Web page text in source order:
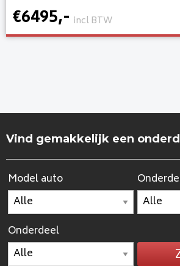
€6495,- incl BTW
Vind gemakkelijk een
Model auto
Onderdeel